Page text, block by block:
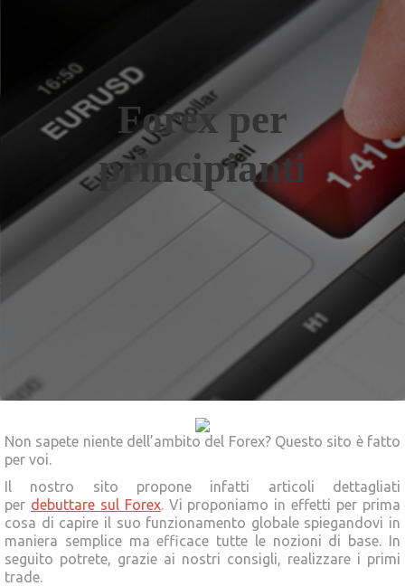
Forex per
principianti
Non sapete niente dell’ambito del Forex? Questo sito è fatto
per voi.
Il nostro sito propone infatti articoli dettagliati
per debuttare sul Forex. Vi proponiamo in effetti per prima
cosa di capire il suo funzionamento globale spiegandovi in
maniera semplice ma efficace tutte le nozioni di base. In
seguito potrete, grazie ai nostri consigli, realizzare i primi
trade.